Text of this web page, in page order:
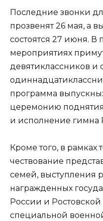
Последние звонки
прозвенят 26 мая, а
состоятся 27 июня. В
мероприятиях
девятиклассников и
программа
церемонию поднятия
и исполнение гимна
Кроме того, в рамках
чествование
семей, выступления
награжденных
России и Ростовской
специальной